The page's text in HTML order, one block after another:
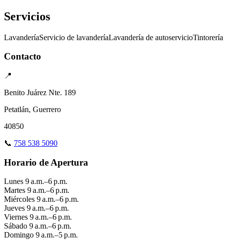
Servicios
LavanderíaServicio de lavanderíaLavandería de autoservicioTintorería
Contacto
📍
Benito Juárez Nte. 189
Petatlán, Guerrero
40850
📞 758 538 5090
Horario de Apertura
Lunes 9 a.m.–6 p.m.
Martes 9 a.m.–6 p.m.
Miércoles 9 a.m.–6 p.m.
Jueves 9 a.m.–6 p.m.
Viernes 9 a.m.–6 p.m.
Sábado 9 a.m.–6 p.m.
Domingo 9 a.m.–5 p.m.